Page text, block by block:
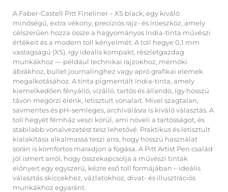
A Faber-Castell Pitt Fineliner – XS black, egy kiváló
minőségű, extra vékony, precíziós rajz- és íróeszköz, amely
célszerűen hozza össze a hagyományos India-tinta művészi
értékeit és a modern toll kényelmét. A toll hegye 0,1 mm
vastagságú (XS), így ideális kompakt, részletgazdag
munkákhoz — például technikai rajzokhoz, mérnöki
ábrákhoz, bullet journalinghez vagy apró grafikai elemek
megalkotásához. A tinta pigmentált India-tinta, amely
kiemelkedően fényálló, vízálló, tartós és állandó, így hosszú
távon megőrzi élénk, letisztult vonalait. Mivel szagtalan,
savmentes és pH-semleges, archiválásra is kiváló választás. A
toll hegyét fémház veszi körül, ami növeli a tartósságot, és
stabilabb vonalvezetést tesz lehetővé. Praktikus és letisztult
kialakítása alkalmassá teszi arra, hogy hosszú használat
során is komfortos maradjon a fogása. A Pitt Artist Pen család
jól ismert arról, hogy összekapcsolja a művészi tinták
előnyeit egy egyszerű, kézre eső toll formájában – ideális
választás skiccekhez, vázlatokhoz, divat- és illusztrációs
munkákhoz egyaránt.